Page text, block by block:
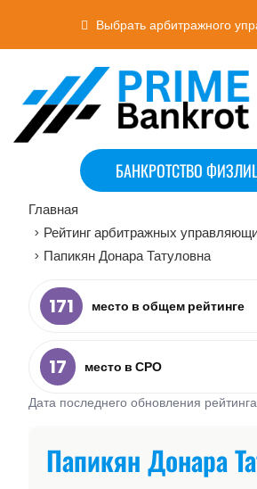
Выбрать арбитражного
БАНКРОТСТВО
Главная
> Рейтинг арбитражных
> Папикян Донара Татуловна
171 место в общем рейтинге
17
место в СРО
Дата последнего обновления
Папикян Донара